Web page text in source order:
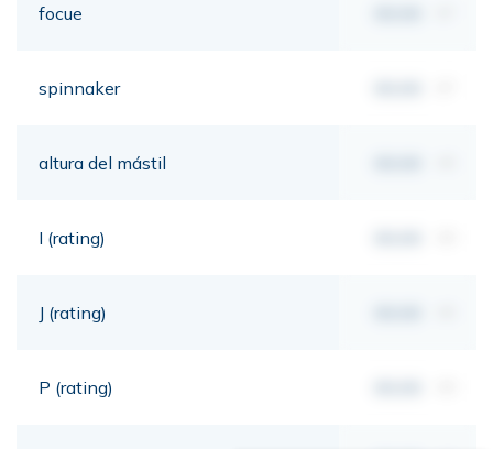
focue
spinnaker
altura del mástil
I (rating)
J (rating)
P (rating)